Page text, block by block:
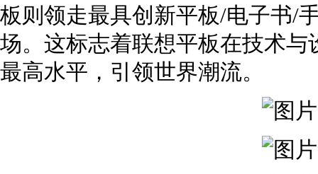
板则领走最具创新平板/电子书/
场。这标志着联想平板在技术
最高水平，引领世界潮流。